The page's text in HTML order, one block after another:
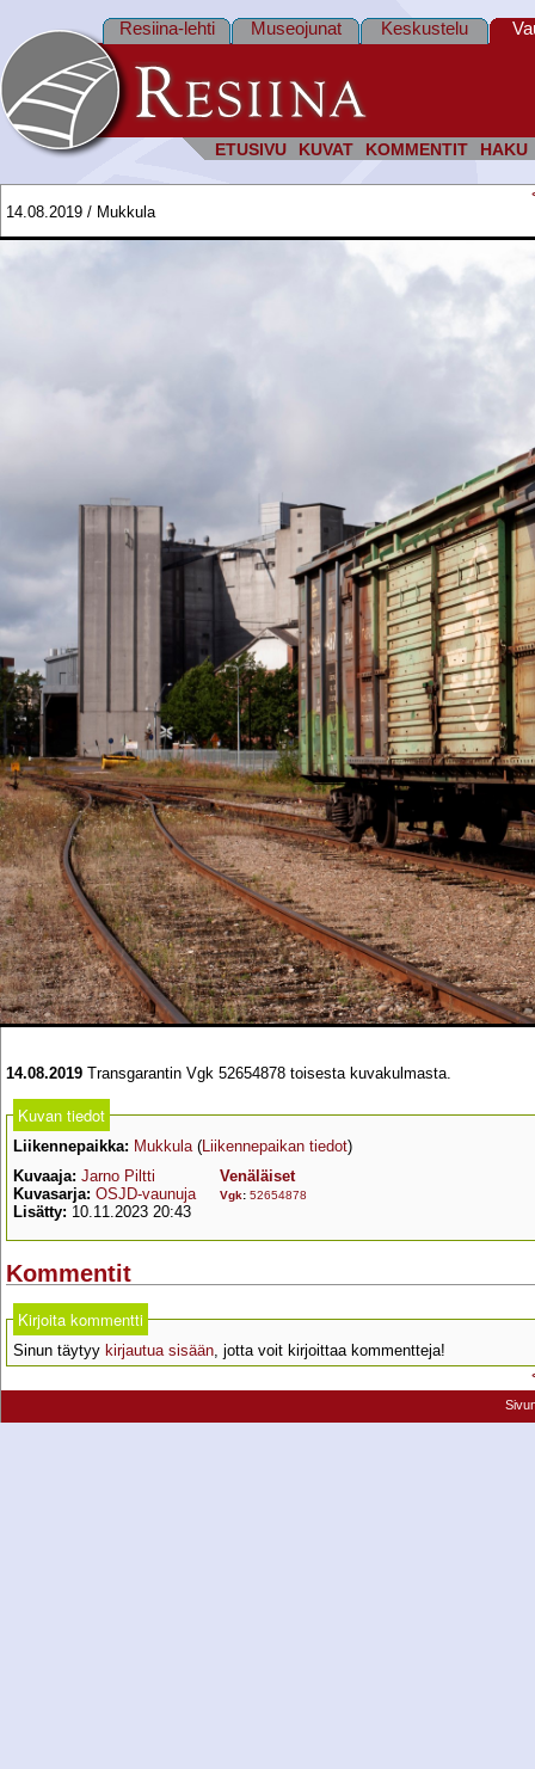
ETUSIVU KUVAT KOMMENTIT HAKU
Resiina-lehti Museojunat Keskustelu
14.08.2019 / Mukkula
14.08.2019 Transgarantin Vgk 52654878 toisesta kuvakulmasta.
Kuvan tiedot
Liikennepaikka: Mukkula(Liikennepaikan tiedot)
Kuvaaja: Jarno Piltti
Kuvasarja: OSJD-vaunuja
Lisätty: 10.11.2023 20:43
Venäläiset
Vgk: 52654878
Kommentit
Kirjoita kommentti
Sinun täytyy kirjautua sisään, jotta voit kirjoittaa kommentteja!